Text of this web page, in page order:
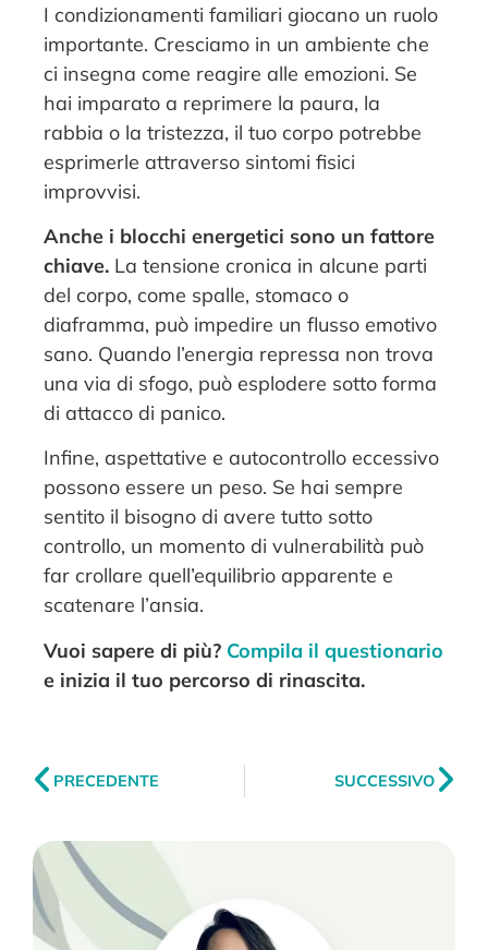
I condizionamenti familiari giocano un ruolo
importante. Cresciamo in un ambiente che
ci insegna come reagire alle emozioni. Se
hai imparato a reprimere la paura, la
rabbia o la tristezza, il tuo corpo potrebbe
esprimerle attraverso sintomi fisici
improvvisi.
Anche i blocchi energetici sono un fattore
chiave. La tensione cronica in alcune parti
del corpo, come spalle, stomaco o
diaframma, può impedire un flusso emotivo
sano. Quando l’energia repressa non trova
una via di sfogo, può esplodere sotto forma
di attacco di panico.
Infine, aspettative e autocontrollo eccessivo
possono essere un peso. Se hai sempre
sentito il bisogno di avere tutto sotto
controllo, un momento di vulnerabilità può
far crollare quell’equilibrio apparente e
scatenare l’ansia.
Vuoi sapere di più? Compila il questionario
e inizia il tuo percorso di rinascita.
PRECEDENTE SUCCESSIVO